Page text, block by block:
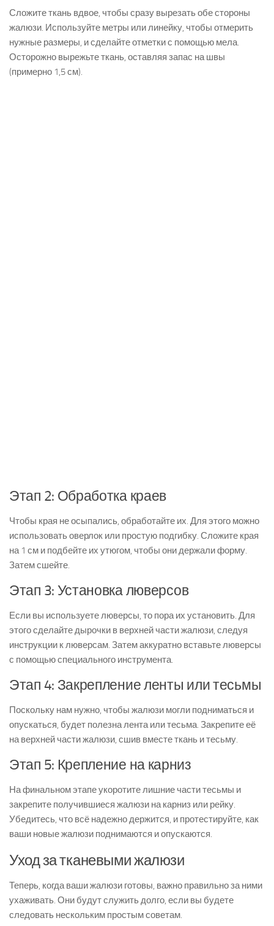
Сложите ткань вдвое, чтобы сразу вырезать обе стороны
жалюзи. Используйте метры или линейку, чтобы отмерить
нужные размеры, и сделайте отметки с помощью мела.
Осторожно вырежьте ткань, оставляя запас на швы
(примерно 1,5 см).
Этап 2: Обработка краев
Чтобы края не осыпались, обработайте их. Для этого можно
использовать оверлок или простую подгибку. Сложите края
на 1 см и подбейте их утюгом, чтобы они держали форму.
Затем сшейте.
Этап 3: Установка люверсов
Если вы используете люверсы, то пора их установить. Для
этого сделайте дырочки в верхней части жалюзи, следуя
инструкции к люверсам. Затем аккуратно вставьте люверсы
с помощью специального инструмента.
Этап 4: Закрепление ленты или тесьмы
Поскольку нам нужно, чтобы жалюзи могли подниматься и
опускаться, будет полезна лента или тесьма. Закрепите её
на верхней части жалюзи, сшив вместе ткань и тесьму.
Этап 5: Крепление на карниз
На финальном этапе укоротите лишние части тесьмы и
закрепите получившиеся жалюзи на карниз или рейку.
Убедитесь, что всё надежно держится, и протестируйте, как
ваши новые жалюзи поднимаются и опускаются.
Уход за тканевыми жалюзи
Теперь, когда ваши жалюзи готовы, важно правильно за ними
ухаживать. Они будут служить долго, если вы будете
следовать нескольким простым советам.